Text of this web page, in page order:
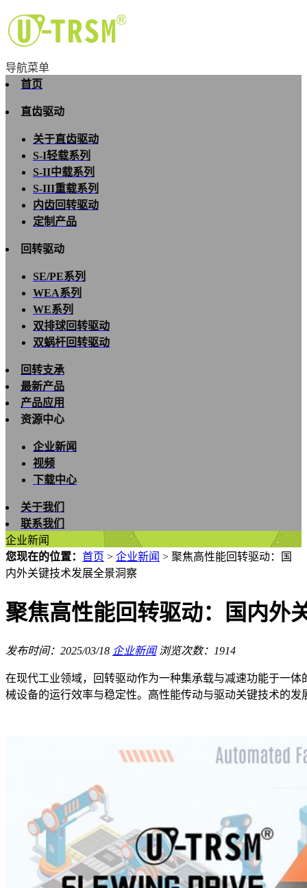
导航菜单
首页
直齿驱动
关于直齿驱动
S-I轻载系列
S-II中载系列
S-III重载系列
内齿回转驱动
定制产品
回转驱动
SE/PE系列
WEA系列
WE系列
双排球回转驱动
双蜗杆回转驱动
回转支承
最新产品
产品应用
资源中心
企业新闻
视频
下载中心
关于我们
联系我们
企业新闻
您现在的位置： 首页 > 企业新闻 > 聚焦高性能回转驱动：国
内外关键技术发展全景洞察
聚焦高性能回转驱动：国内外
发布时间：2025/03/18 企业新闻 浏览次数：1914
在现代工业领域，回转驱动作为一种集承载与减速功能于一
械设备的运行效率与稳定性。高性能传动与驱动关键技术的